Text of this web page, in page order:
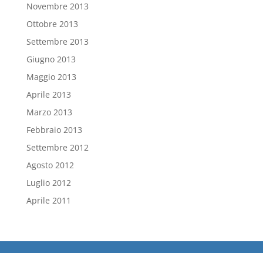
Novembre 2013
Ottobre 2013
Settembre 2013
Giugno 2013
Maggio 2013
Aprile 2013
Marzo 2013
Febbraio 2013
Settembre 2012
Agosto 2012
Luglio 2012
Aprile 2011